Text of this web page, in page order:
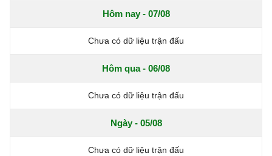
Hôm nay - 07/08
Chưa có dữ liệu trận đấu
Hôm qua - 06/08
Chưa có dữ liệu trận đấu
Ngày - 05/08
Chưa có dữ liệu trận đấu